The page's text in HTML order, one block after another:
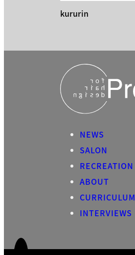
kururin
NEWS
SALON
RECREATION
ABOUT
CURRICULUM
INTERVIEWS